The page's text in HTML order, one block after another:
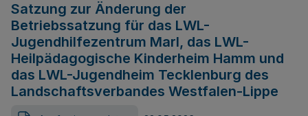
Satzung zur Änderung der
Betriebssatzung für das LWL-
Jugendhilfezentrum Marl, das LWL-
Heilpädagogische Kinderheim Hamm und
das LWL-Jugendheim Tecklenburg des
Landschaftsverbandes Westfalen-Lippe